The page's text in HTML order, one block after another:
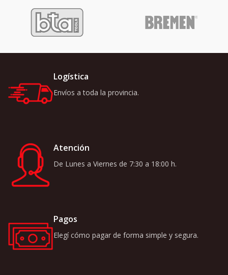
Logística
Envíos a toda la provincia.
Atención
De Lunes a Viernes de 7:30 a 18:00 h.
Pagos
Elegí cómo pagar de forma simple y segura.